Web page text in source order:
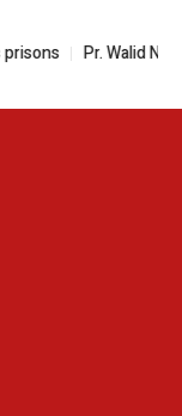
Pr. Walid Naija à la